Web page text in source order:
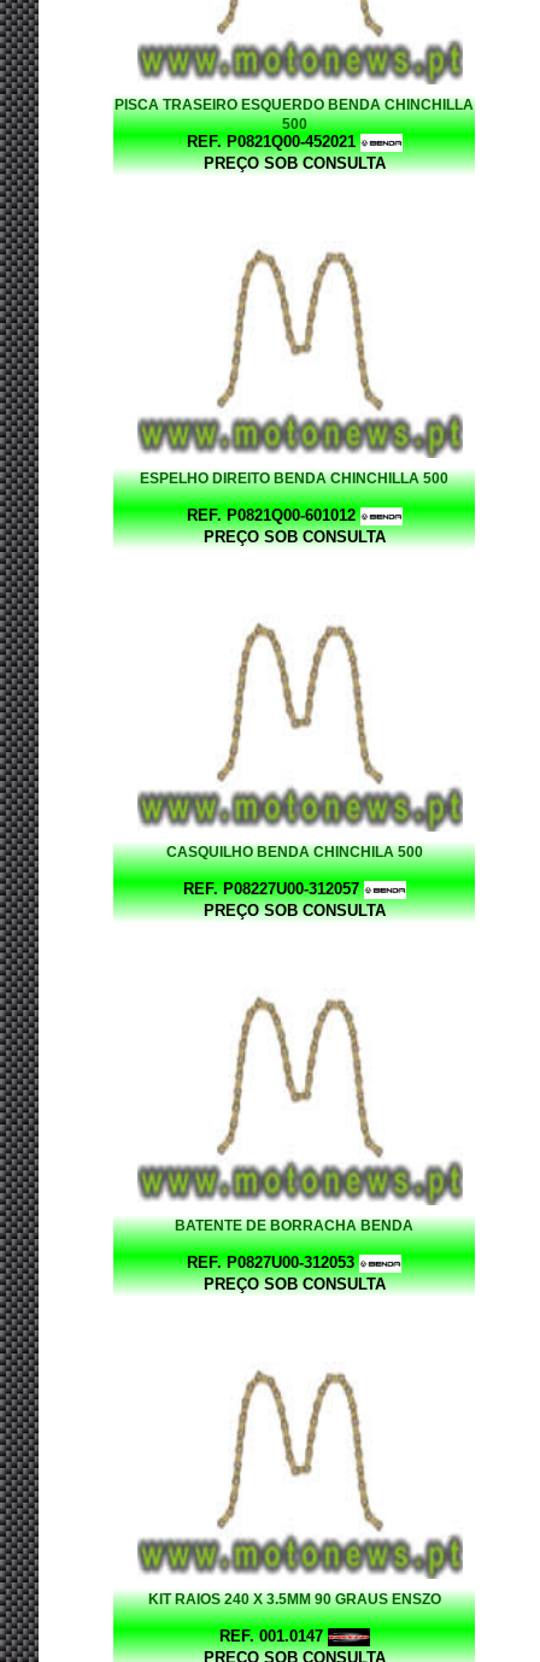
PISCA TRASEIRO ESQUERDO BENDA CHINCHILLA
500
REF. P0821Q00-452021
PREÇO SOB CONSULTA
ESPELHO DIREITO BENDA CHINCHILLA 500
REF. P0821Q00-601012
PREÇO SOB CONSULTA
CASQUILHO BENDA CHINCHILA 500
REF. P08227U00-312057
PREÇO SOB CONSULTA
BATENTE DE BORRACHA BENDA
REF. P0827U00-312053
PREÇO SOB CONSULTA
KIT RAIOS 240 X 3.5MM 90 GRAUS ENSZO
REF. 001.0147
PREÇO SOB CONSULTA